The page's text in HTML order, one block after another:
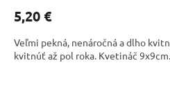
je
z
5
5,20 €
Veľmi pekná, nenáročná a dlho
kvitnúť až pol roka. Kvetináč 9x9cm.